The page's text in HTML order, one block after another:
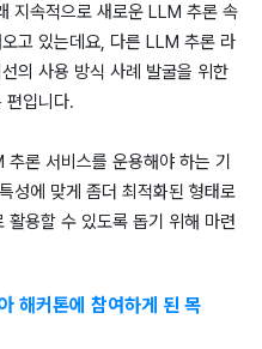
지속적으로 새로운 LLM 추론 속
고 있는데요, 다른 LLM 추론 라
의 사용 방식 사례 발굴을 위한
편입니다.
론 서비스를 운용해야 하는 기
성에 맞게 좀더 최적화된 형태로
용할 수 있도록 돕기 위해 마련
해커톤에 참여하게 된 목